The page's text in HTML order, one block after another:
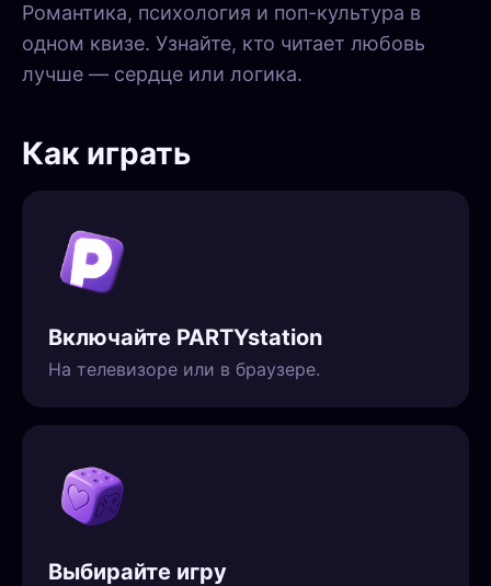
Романтика, психология и поп-культура в
одном квизе. Узнайте, кто читает любовь
лучше — сердце или логика.
Как играть
Включайте PARTYstation
На телевизоре или в браузере.
Выбирайте игру